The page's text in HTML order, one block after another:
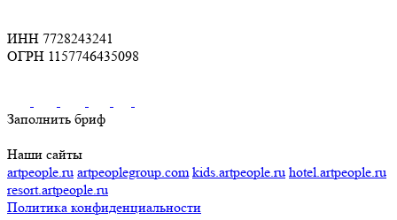
ИНН 7728243241
ОГРН 1157746435098
Заполнить бриф
Наши сайты
artpeople.ru artpeoplegroup.com kids.artpeople.ru hotel.artpeople.ru
resort.artpeople.ru
Политика конфиденциальности